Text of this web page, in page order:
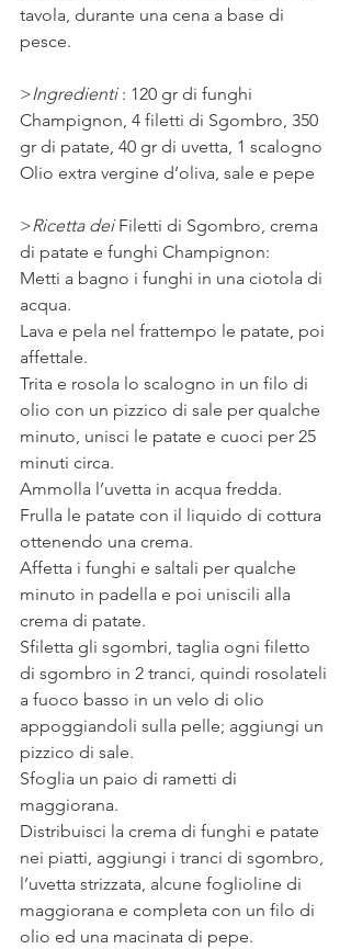
tavola, durante una cena a base di
pesce.
>Ingredienti : 120 gr di funghi
Champignon, 4 filetti di Sgombro, 350
gr di patate, 40 gr di uvetta, 1 scalogno
Olio extra vergine d’oliva, sale e pepe
>Ricetta dei Filetti di Sgombro, crema
di patate e funghi Champignon:
Metti a bagno i funghi in una ciotola di
acqua.
Lava e pela nel frattempo le patate, poi
affettale.
Trita e rosola lo scalogno in un filo di
olio con un pizzico di sale per qualche
minuto, unisci le patate e cuoci per 25
minuti circa.
Ammolla l’uvetta in acqua fredda.
Frulla le patate con il liquido di cottura
ottenendo una crema.
Affetta i funghi e saltali per qualche
minuto in padella e poi uniscili alla
crema di patate.
Sfiletta gli sgombri, taglia ogni filetto
di sgombro in 2 tranci, quindi rosolateli
a fuoco basso in un velo di olio
appoggiandoli sulla pelle; aggiungi un
pizzico di sale.
Sfoglia un paio di rametti di
maggiorana.
Distribuisci la crema di funghi e patate
nei piatti, aggiungi i tranci di sgombro,
l’uvetta strizzata, alcune foglioline di
maggiorana e completa con un filo di
olio ed una macinata di pepe.